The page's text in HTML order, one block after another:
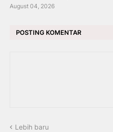
August 04, 2026
POSTING KOMENTAR
Lebih baru